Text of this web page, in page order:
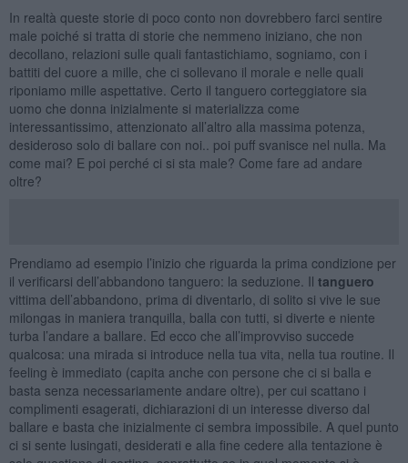
In realtà queste storie di poco conto non dovrebbero farci sentire
male poiché si tratta di storie che nemmeno iniziano, che non
decollano, relazioni sulle quali fantastichiamo, sogniamo, con i
battiti del cuore a mille, che ci sollevano il morale e nelle quali
riponiamo mille aspettative. Certo il tanguero corteggiatore sia
uomo che donna inizialmente si materializza come
interessantissimo, attenzionato all’altro alla massima potenza,
desideroso solo di ballare con noi.. poi puff svanisce nel nulla. Ma
come mai? E poi perché ci si sta male? Come fare ad andare
oltre?
Prendiamo ad esempio l’inizio che riguarda la prima condizione per
il verificarsi dell’abbandono tanguero: la seduzione. Il tanguero
vittima dell’abbandono, prima di diventarlo, di solito si vive le sue
milongas in maniera tranquilla, balla con tutti, si diverte e niente
turba l’andare a ballare. Ed ecco che all’improvviso succede
qualcosa: una mirada si introduce nella tua vita, nella tua routine. Il
feeling è immediato (capita anche con persone che ci si balla e
basta senza necessariamente andare oltre), per cui scattano i
complimenti esagerati, dichiarazioni di un interesse diverso dal
ballare e basta che inizialmente ci sembra impossibile. A quel punto
ci si sente lusingati, desiderati e alla fine cedere alla tentazione è